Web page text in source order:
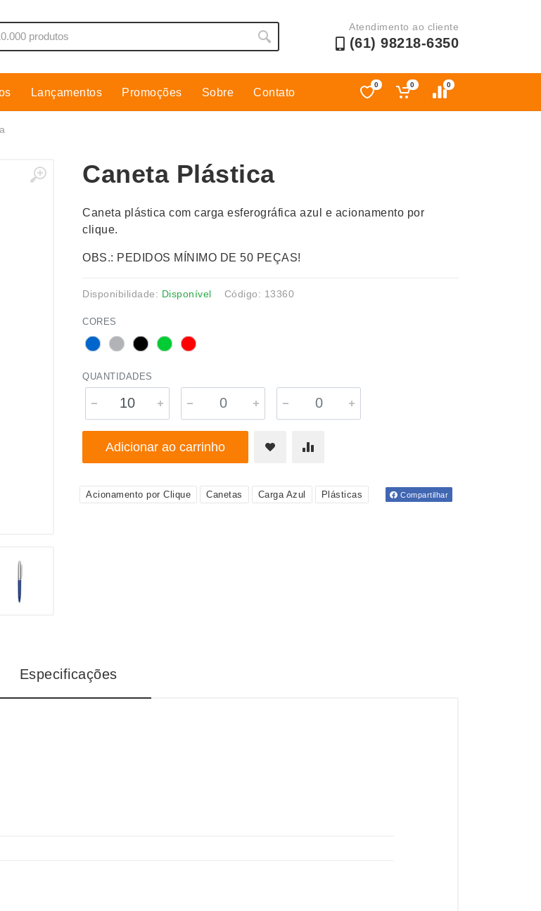
Atendimento ao cliente
(61) 98218-6350
Cooler
Cozinha
Cuidados Pessoais
Escritório
Esteiras
Ferramentas
Guarda-Chuva
Leques
Lançamentos Promoções Sobre Contato
0 0 0
Caneta Plástica
Caneta plástica com carga esferográfica azul e acionamento por
clique.
OBS.: PEDIDOS MÍNIMO DE 50 PEÇAS!
Disponibilidade: Disponível Código: 13360
CORES
QUANTIDADES
Adicionar ao carrinho
Acionamento por Clique Canetas Carga Azul Plásticas Compartilhar
Especificações